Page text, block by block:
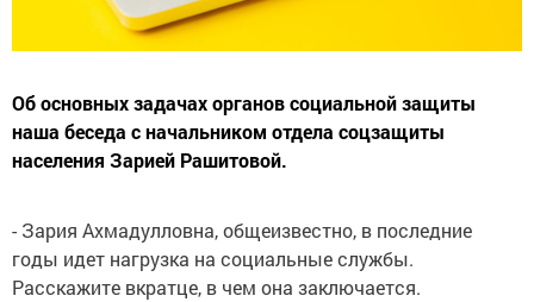
Об основных задачах органов социальной защиты
наша беседа с начальником отдела соцзащиты
населения Зарией Рашитовой.
- Зария Ахмадулловна, общеизвестно, в последние
годы идет нагрузка на социальные службы.
Расскажите вкратце, в чем она заключается.